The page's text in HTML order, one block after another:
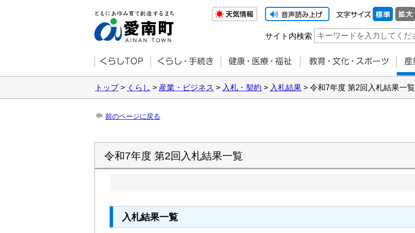
サイト内検索
トップ> くらし > 産業・ビジネス > 入札・契約 > 入札結果 > 令和7年度 第2回入札結果一覧
前のページに戻る
令和7年度 第2回入札結果一覧
入札結果一覧